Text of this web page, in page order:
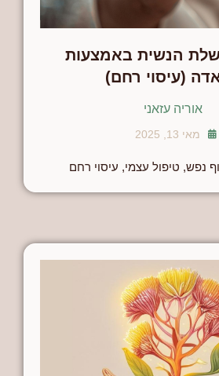
הנשית באמצעות
(עיסוי רחם)
אוריה עזאני
מאי 13, 2025
נפש, טיפול עצמי, עיסוי רחם